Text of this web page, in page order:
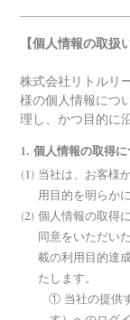
【個人情報の取扱
株式会社リトルリ
様の個人情報につ
理し、かつ目的に
1. 個人情報の取得に
当社は、お客様
用目的を明らか
個人情報の取得
同意をいただい
載の利用目的達
たします。
① 当社の提供